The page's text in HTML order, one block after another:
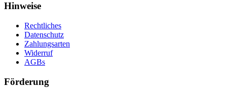
Hinweise
Rechtliches
Datenschutz
Zahlungsarten
Widerruf
AGBs
Förderung